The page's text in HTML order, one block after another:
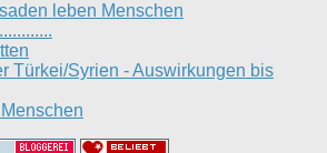
leben Menschen
Türkei/Syrien - Auswirkungen bis